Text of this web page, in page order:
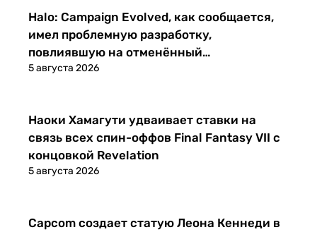
Новости
5 августа 2026
Halo: Campaign Evolved, как сообщается,
имел проблемную разработку,
повлиявшую на отменённый
мультиплеерный проект
Новости
5 августа 2026
Наоки Хамагути удваивает ставки на
связь всех спин-оффов Final Fantasy VII с
концовкой Revelation
Новости
Capcom создает статую Леона Кеннеди в